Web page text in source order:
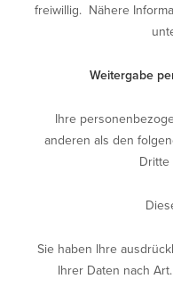
freiwillig. Nähere
Weitergabe
Ihre
anderen als den
Dritte
Sie haben Ihre
Ihrer Daten nach